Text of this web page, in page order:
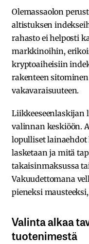
Olemassaolon
altistuksen
rahasto ei helposti
markkinoihin,
kryptoaiheisiin
rakenteen
vakavaraisuuteen.
Liikkeeseenlaskijan
valinnan keskiöön.
lopulliset
lasketaan ja mitä
takaisinmaksussa
Vakuudettomana
pieneksi
Valinta alkaa
tuotenimestä